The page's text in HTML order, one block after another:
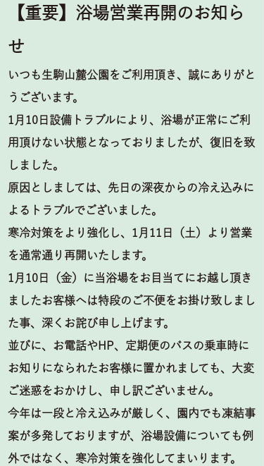
【重要】浴場営業再開のお知ら
せ
いつも生駒山麓公園をご利用頂き、誠にありがと
うございます。
1月10日設備トラブルにより、浴場が正常にご利
用頂けない状態となっておりましたが、復旧を致
しました。
原因としましては、先日の深夜からの冷え込みに
よるトラブルでございました。
寒冷対策をより強化し、1月11日（土）より営業
を通常通り再開いたします。
1月10日（金）に当浴場をお目当てにお越し頂き
ましたお客様へは特段のご不便をお掛け致しまし
た事、深くお詫び申し上げます。
並びに、お電話やHP、定期便のバスの乗車時に
お知りになられたお客様に置かれましても、大変
ご迷惑をおかけし、申し訳ございません。
今年は一段と冷え込みが厳しく、園内でも凍結事
案が多発しておりますが、浴場設備についても例
外ではなく、寒冷対策を強化してまいります。